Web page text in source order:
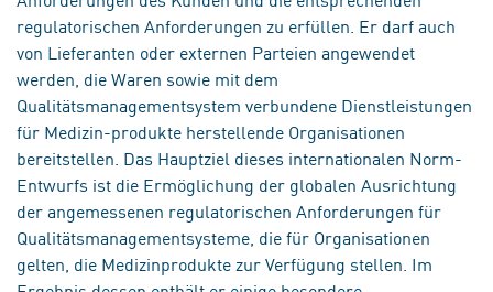
regulatorischen Anforderungen zu erfüllen. Er darf auch
von Lieferanten oder externen Parteien angewendet
werden, die Waren sowie mit dem
Qualitätsmanagementsystem verbundene Dienstleistungen
für Medizin-produkte herstellende Organisationen
bereitstellen. Das Hauptziel dieses internationalen Norm-
Entwurfs ist die Ermöglichung der globalen Ausrichtung
der angemessenen regulatorischen Anforderungen für
Qualitätsmanagementsysteme, die für Organisationen
gelten, die Medizinprodukte zur Verfügung stellen. Im